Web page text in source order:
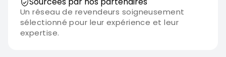
Un réseau de revendeurs soigneusement
sélectionné pour leur expérience et leur
expertise.